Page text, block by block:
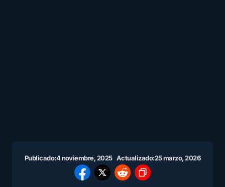
Publicado:4 noviembre, 2025 Actualizado:25 marzo, 2026